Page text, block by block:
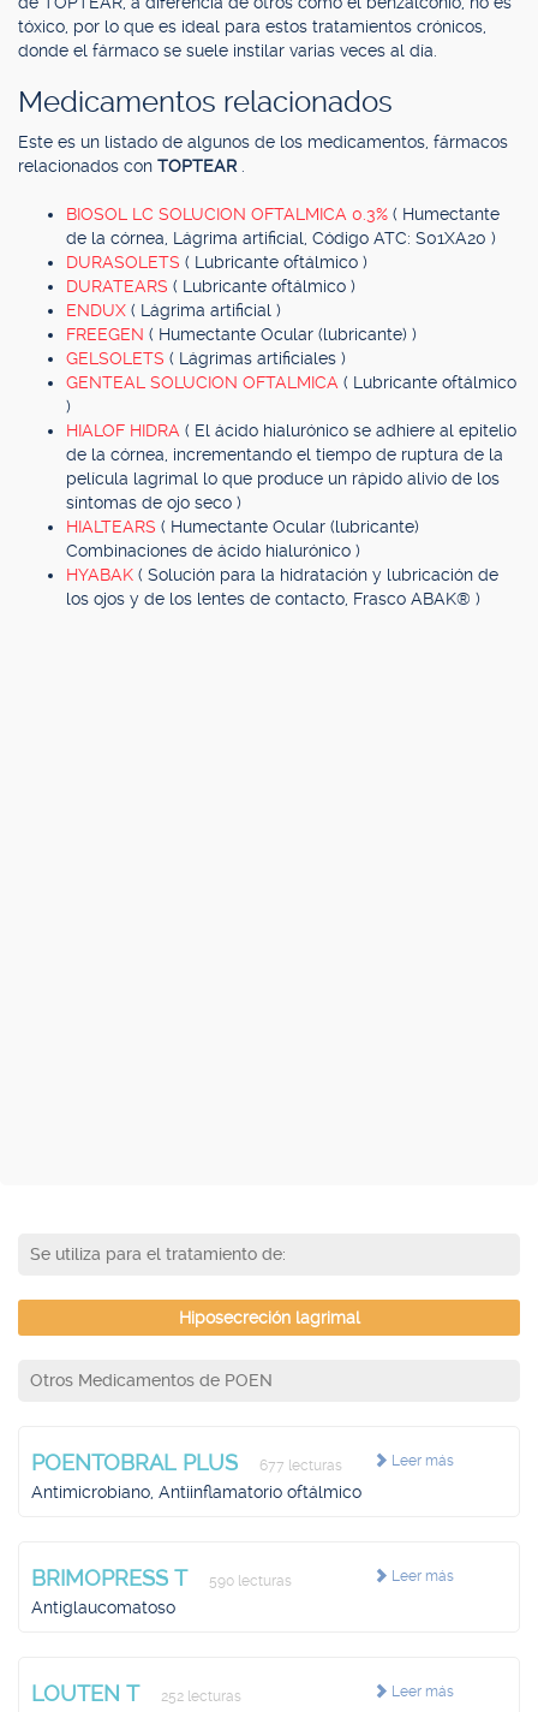
tóxico, por lo que es ideal para estos tratamientos crónicos,
donde el fármaco se suele instilar varias veces al día.
Medicamentos relacionados
Este es un listado de algunos de los medicamentos, fármacos
relacionados con TOPTEAR
BIOSOL LC SOLUCION OFTALMICA 0.3% ( Humectante
de la córnea, Lágrima artificial, Código ATC: S01XA20 )
DURASOLETS ( Lubricante oftálmico )
DURATEARS ( Lubricante oftálmico )
ENDUX ( Lágrima artificial )
FREEGEN ( Humectante Ocular (lubricante) )
GELSOLETS ( Lágrimas artificiales )
GENTEAL SOLUCION OFTALMICA ( Lubricante oftálmico
)
HIALOF HIDRA ( El ácido hialurónico se adhiere al epitelio
de la córnea, incrementando el tiempo de ruptura de la
película lagrimal lo que produce un rápido alivio de los
síntomas de ojo seco )
HIALTEARS ( Humectante Ocular (lubricante)
Combinaciones de ácido hialurónico )
HYABAK ( Solución para la hidratación y lubricación de
los ojos y de los lentes de contacto, Frasco ABAK® )
Se utiliza para el tratamiento de:
Hiposecreción lagrimal
Otros Medicamentos de POEN
Leer más
POENTOBRAL PLUS 677 lecturas
Antimicrobiano, Antiinflamatorio oftálmico
Leer más
BRIMOPRESS T 590 lecturas
Antiglaucomatoso
Leer más
LOUTEN T 252 lecturas